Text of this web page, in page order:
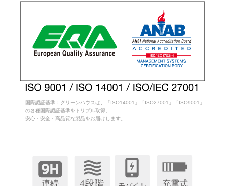
国際認証基準：グリーンハウスは、「ISO14001」「ISO27001」「ISO9001」
の各種国際認証基準をトリプル取得。
安心・安全・高品質な製品をお届けします。